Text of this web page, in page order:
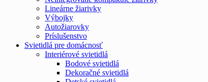
Lineárne žiarivky
Výbojky
Autožiarovky
Príslušenstvo
Svietidlá pre domácnosť
Interiérové svietidlá
Bodové svietidlá
Dekoračné svietidlá